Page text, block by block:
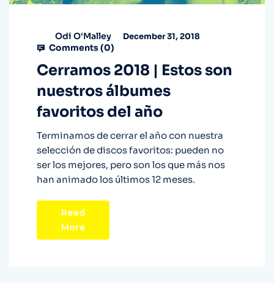
Odi O'Malley December 31, 2018
Comments (0)
Cerramos 2018 | Estos son
nuestros álbumes
favoritos del año
Terminamos de cerrar el año con nuestra
selección de discos favoritos: pueden no
ser los mejores, pero son los que más nos
han animado los últimos 12 meses.
Read
More